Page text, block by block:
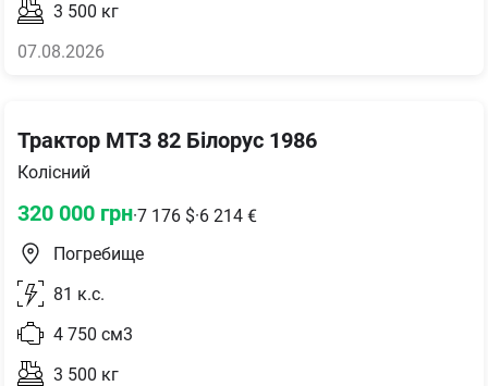
3 500 кг
07.08.2026
Трактор МТЗ 82 Білорус 1986
Колісний
320 000 грн·7 176 $·6 214 €
Погребище
81 к.с.
4 750 см3
3 500 кг